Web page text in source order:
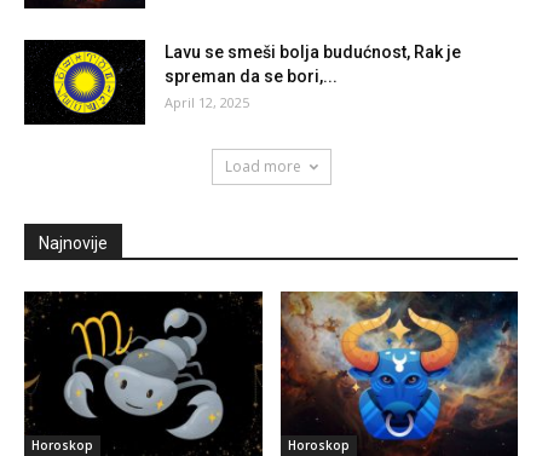
Lavu se smeši bolja budućnost, Rak je
spreman da se bori,...
April 12, 2025
Load more
Najnovije
Horoskop Horoskop